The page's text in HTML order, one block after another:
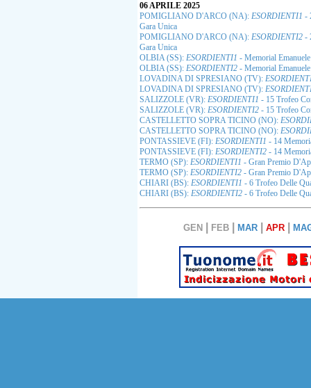
06 APRILE 2025
POMIGLIANO D'ARCO (NA): ESORDIENTI1 -
Gara Unica
POMIGLIANO D'ARCO (NA): ESORDIENTI2 -
Gara Unica
OLBIA (SS): ESORDIENTI1 - Memorial
OLBIA (SS): ESORDIENTI2 - Memorial
LOVADINA DI SPRESIANO (TV):
LOVADINA DI SPRESIANO (TV):
SALIZZOLE (VR): ESORDIENTI1 - 15 Trofeo
SALIZZOLE (VR): ESORDIENTI2 - 15 Trofeo
CASTELLETTO SOPRA TICINO (NO):
CASTELLETTO SOPRA TICINO (NO):
PONTASSIEVE (FI): ESORDIENTI1 - 14
PONTASSIEVE (FI): ESORDIENTI2 - 14
TERMO (SP): ESORDIENTI1 - Gran Premio
TERMO (SP): ESORDIENTI2 - Gran Premio
CHIARI (BS): ESORDIENTI1 - 6 Trofeo Delle
CHIARI (BS): ESORDIENTI2 - 6 Trofeo Delle
GEN FEB MAR APR